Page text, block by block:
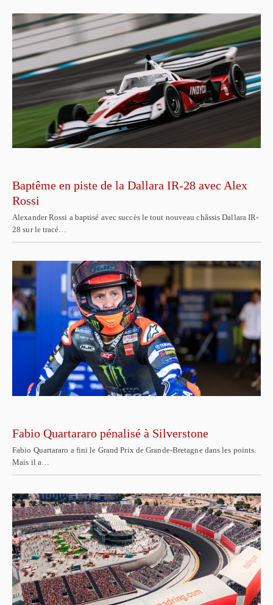
Baptême en piste de la Dallara IR-28 avec Alex
Rossi
Alexander Rossi a baptisé avec succès le tout nouveau châssis Dallara IR-
28 sur le tracé…
Fabio Quartararo pénalisé à Silverstone
Fabio Quartararo a fini le Grand Prix de Grande-Bretagne dans les points.
Mais il a…